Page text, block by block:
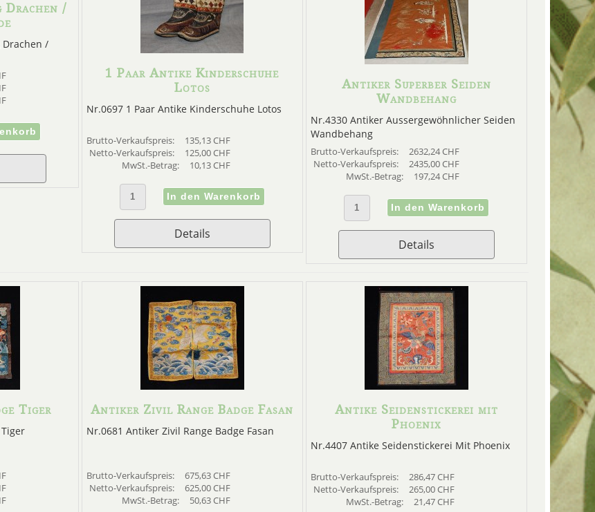
Drachen /
Drachen /
1 Paar Antike Kinderschuhe
Lotos
Nr.0697 1 Paar Antike Kinderschuhe Lotos
Brutto-Verkaufspreis:
135,13 CHF
Netto-Verkaufspreis:
125,00 CHF
MwSt.-Betrag:
10,13 CHF
Details
Antiker Superber Seiden
Wandbehang
Nr.4330 Antiker Aussergewöhnlicher Seiden
Wandbehang
Brutto-Verkaufspreis:
2632,24 CHF
Netto-Verkaufspreis:
2435,00 CHF
MwSt.-Betrag:
197,24 CHF
Details
Tiger Antiker Zivil Range Badge Fasan
Nr.0681 Antiker Zivil Range Badge Fasan
Brutto-Verkaufspreis:
675,63 CHF
Netto-Verkaufspreis:
625,00 CHF
MwSt.-Betrag:
50,63 CHF
Antike Seidenstickerei mit
Phoenix
Nr.4407 Antike Seidenstickerei Mit Phoenix
Brutto-Verkaufspreis:
286,47 CHF
Netto-Verkaufspreis:
265,00 CHF
MwSt.-Betrag:
21,47 CHF